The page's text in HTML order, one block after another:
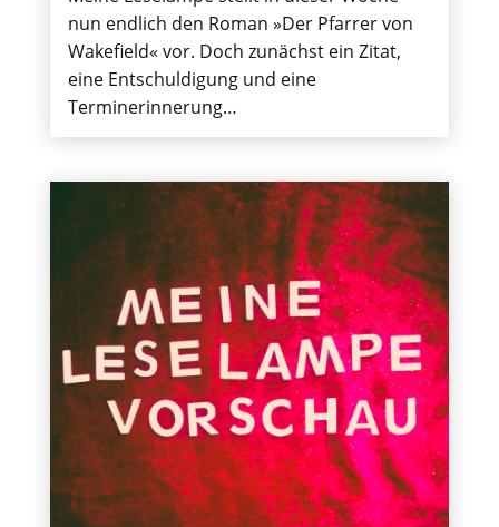
nun endlich den Roman »Der Pfarrer von
Wakefield« vor. Doch zunächst ein Zitat,
eine Entschuldigung und eine
Terminerinnerung…